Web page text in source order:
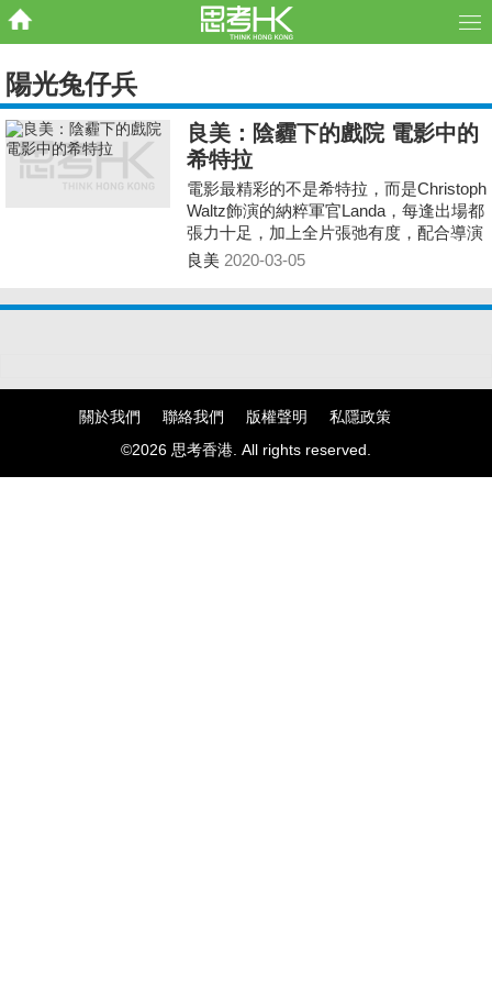
陽光兔仔兵
良美：陰霾下的戲院 電影中的
希特拉
電影最精彩的不是希特拉，而是Christoph
Waltz飾演的納粹軍官Landa，每逢出場都
張力十足，加上全片張弛有度，配合導演
一貫暴力美學的風格，成就出一齣好戲。
良美 2020-03-05
關於我們 聯絡我們 版權聲明
私隱政策
©2026 思考香港. All rights reserved.